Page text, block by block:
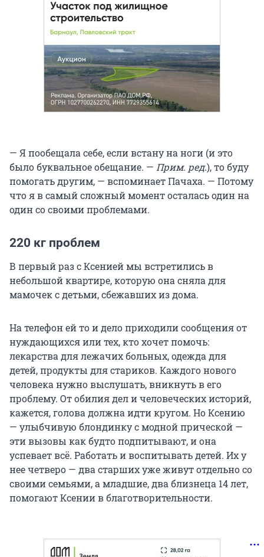
— Я пообещала себе, если встану на ноги (и это
было буквальное обещание. — Прим. ред.), то буду
помогать другим, — вспоминает Пачаха. — Потому
что я в самый сложный момент осталась один на
один со своими проблемами.
220 кг проблем
В первый раз с Ксенией мы встретились в
небольшой квартире, которую она сняла для
мамочек с детьми, сбежавших из дома.
На телефон ей то и дело приходили сообщения от
нуждающихся или тех, кто хочет помочь:
лекарства для лежачих больных, одежда для
детей, продукты для стариков. Каждого нового
человека нужно выслушать, вникнуть в его
проблему. От обилия дел и человеческих историй,
кажется, голова должна идти кругом. Но Ксению
— улыбчивую блондинку с модной прической —
эти вызовы как будто подпитывают, и она
успевает всё. Работать и воспитывать детей. Их у
нее четверо — два старших уже живут отдельно со
своими семьями, а младшие, два близнеца 14 лет,
помогают Ксении в благотворительности.